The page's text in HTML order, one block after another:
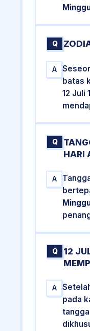
Q
A
batas
12 Juli
Q
HARI
A
Q
12
A
pada